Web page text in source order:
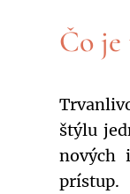
Čo je
štýlu
nových
prístup.